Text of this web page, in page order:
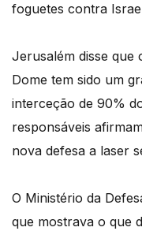
foguetes contra
Jerusalém disse que
Dome tem sido um
interceção de 90%
responsáveis
nova defesa a laser
O Ministério da
que mostrava o que